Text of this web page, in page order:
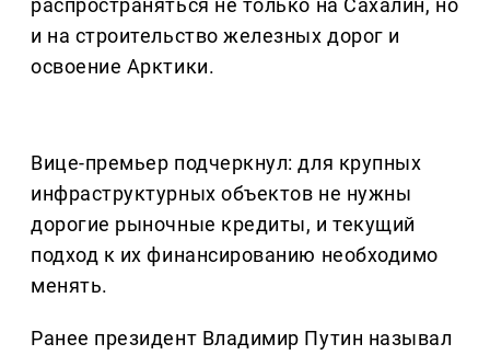
распространяться не только на Сахалин, но
и на строительство железных дорог и
освоение Арктики.
Вице-премьер подчеркнул: для крупных
инфраструктурных объектов не нужны
дорогие рыночные кредиты, и текущий
подход к их финансированию необходимо
менять.
Ранее президент Владимир Путин называл